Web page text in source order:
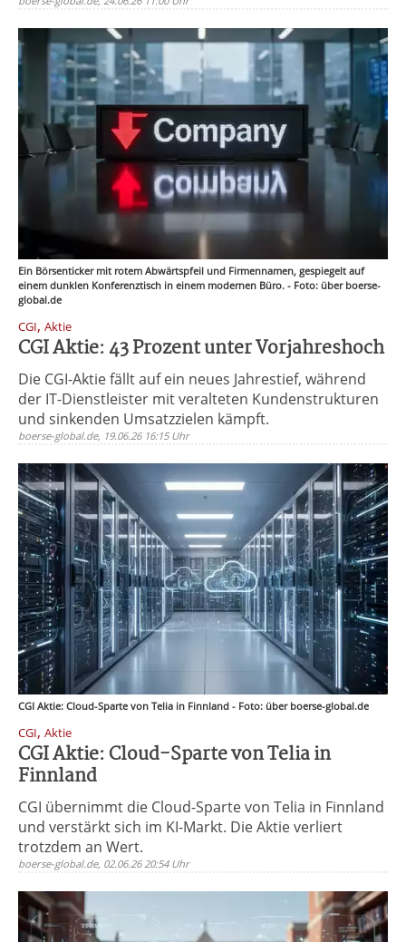
Ein Börsenticker mit rotem Abwärtspfeil und Firmennamen, gespiegelt auf
einem dunklen Konferenztisch in einem modernen Büro. - Foto: über boerse-
global.de
CGI, Aktie
CGI Aktie: 43 Prozent unter Vorjahreshoch
Die CGI-Aktie fällt auf ein neues Jahrestief, während
der IT-Dienstleister mit veralteten Kundenstrukturen
und sinkenden Umsatzzielen kämpft.
boerse-global.de, 19.06.26 16:15 Uhr
CGI Aktie: Cloud-Sparte von Telia in Finnland - Foto: über boerse-global.de
CGI, Aktie
CGI Aktie: Cloud-Sparte von Telia in
Finnland
CGI übernimmt die Cloud-Sparte von Telia in Finnland
und verstärkt sich im KI-Markt. Die Aktie verliert
trotzdem an Wert.
boerse-global.de, 02.06.26 20:54 Uhr